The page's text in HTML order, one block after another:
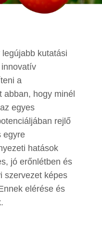
kutatási
a
abban, hogy minél
egyes
rejlő
egyre
hatások
jó erőnlétben és
szervezet képes
elérése és